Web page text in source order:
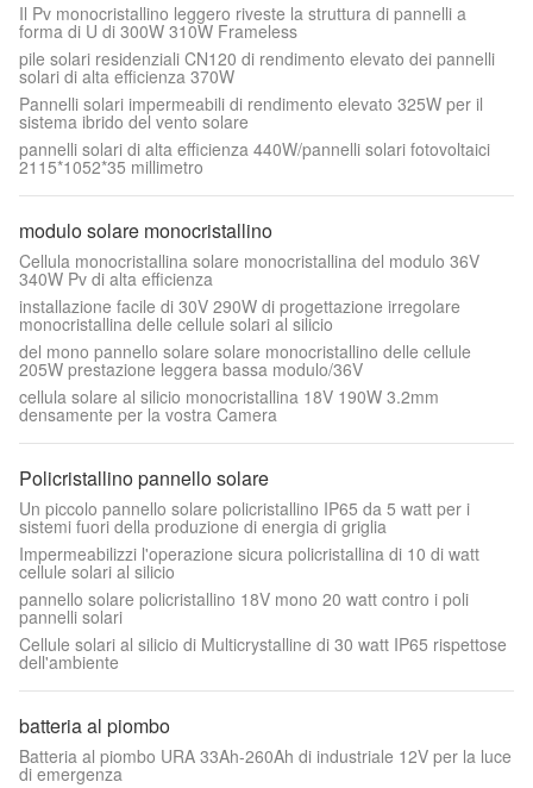
Il Pv monocristallino leggero riveste la struttura di pannelli a
forma di U di 300W 310W Frameless
pile solari residenziali CN120 di rendimento elevato dei pannelli
solari di alta efficienza 370W
Pannelli solari impermeabili di rendimento elevato 325W per il
sistema ibrido del vento solare
pannelli solari di alta efficienza 440W/pannelli solari fotovoltaici
2115*1052*35 millimetro
modulo solare monocristallino
Cellula monocristallina solare monocristallina del modulo 36V
340W Pv di alta efficienza
installazione facile di 30V 290W di progettazione irregolare
monocristallina delle cellule solari al silicio
del mono pannello solare solare monocristallino delle cellule
205W prestazione leggera bassa modulo/36V
cellula solare al silicio monocristallina 18V 190W 3.2mm
densamente per la vostra Camera
Policristallino pannello solare
Un piccolo pannello solare policristallino IP65 da 5 watt per i
sistemi fuori della produzione di energia di griglia
Impermeabilizzi l'operazione sicura policristallina di 10 di watt
cellule solari al silicio
pannello solare policristallino 18V mono 20 watt contro i poli
pannelli solari
Cellule solari al silicio di Multicrystalline di 30 watt IP65 rispettose
dell'ambiente
batteria al piombo
Batteria al piombo URA 33Ah-260Ah di industriale 12V per la luce
di emergenza